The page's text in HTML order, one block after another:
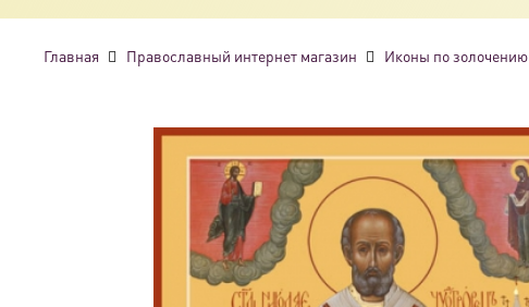
Главная Православный интернет магазин Иконы по золочению